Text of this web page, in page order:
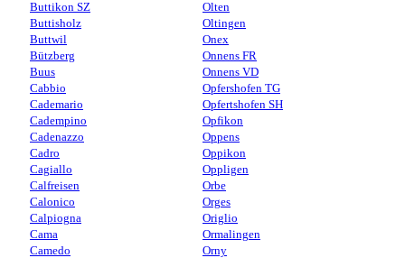
Buttikon SZ
Buttisholz
Buttwil
Bützberg
Buus
Cabbio
Cademario
Cadempino
Cadenazzo
Cadro
Cagiallo
Calfreisen
Calonico
Calpiogna
Cama
Camedo
Olten
Oltingen
Onex
Onnens FR
Onnens VD
Opfershofen TG
Opfertshofen SH
Opfikon
Oppens
Oppikon
Oppligen
Orbe
Orges
Origlio
Ormalingen
Orny